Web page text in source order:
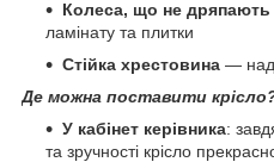
Колеса, що не дряпають
ламінату та плитки
Стійка хрестовина —
Де можна поставити
У кабінет керівника:
та зручності крісло